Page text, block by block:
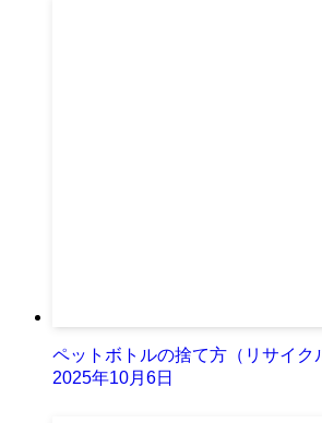
ペットボトルの捨て方（リサイク
2025年10月6日